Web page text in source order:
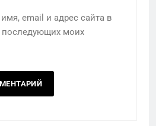
email и адрес сайта в
последующих моих